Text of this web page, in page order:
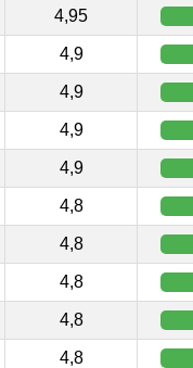
4,95
4,9
4,9
4,9
4,9
4,8
4,8
4,8
4,8
4,8